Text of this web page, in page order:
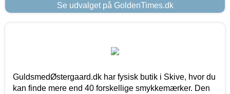
Se udvalget på GoldenTimes.dk
GuldsmedØstergaard.dk har fysisk butik i Skive, hvor du
kan finde mere end 40 forskellige smykkemærker. Den